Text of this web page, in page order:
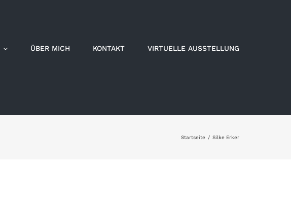
ÜBER MICH KONTAKT VIRTUELLE AUSSTELLUNG
Startseite Silke Erker